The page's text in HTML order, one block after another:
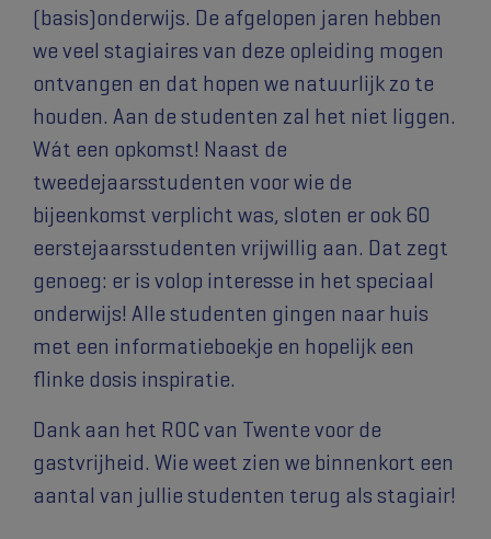
(basis)onderwijs. De afgelopen jaren hebben
we veel stagiaires van deze opleiding mogen
ontvangen en dat hopen we natuurlijk zo te
houden. Aan de studenten zal het niet liggen.
Wát een opkomst! Naast de
tweedejaarsstudenten voor wie de
bijeenkomst verplicht was, sloten er ook 60
eerstejaarsstudenten vrijwillig aan. Dat zegt
genoeg: er is volop interesse in het speciaal
onderwijs! Alle studenten gingen naar huis
met een informatieboekje en hopelijk een
flinke dosis inspiratie.
Dank aan het ROC van Twente voor de
gastvrijheid. Wie weet zien we binnenkort een
aantal van jullie studenten terug als stagiair!